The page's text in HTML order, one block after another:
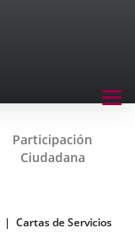
Participación
Ciudadana
Cartas de Servicios